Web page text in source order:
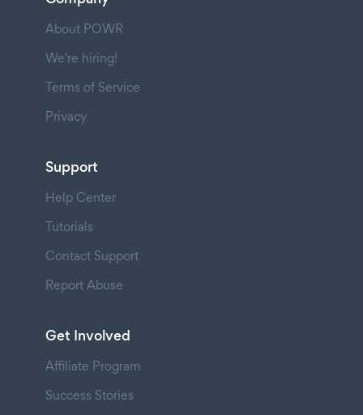
About POWR
We're hiring!
Terms of Service
Privacy
Support
Help Center
Tutorials
Contact Support
Report Abuse
Get Involved
Affiliate Program
Success Stories